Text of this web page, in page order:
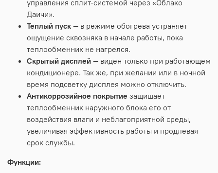
управления сплит-системой через «Облако
Даичи».
Теплый пуск — в режиме обогрева устраняет
ощущение сквозняка в начале работы, пока
теплообменник не нагрелся.
Скрытый дисплей — виден только при работающем
кондиционере. Так же, при желании или в ночной
время подсветку дисплея можно отключить.
Антикоррозийное покрытие защищает
теплообменник наружного блока его от
воздействия влаги и неблагоприятной среды,
увеличивая эффективность работы и продлевая
срок службы.
Функции: